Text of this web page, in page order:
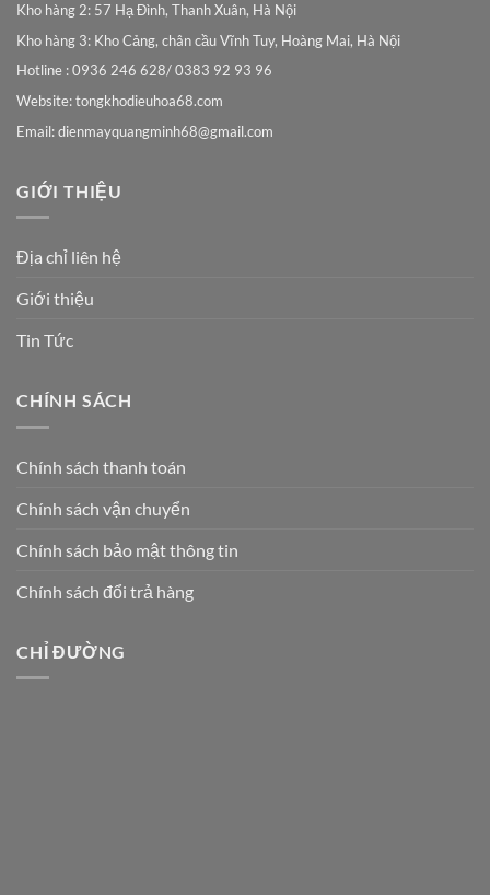
Kho hàng 2: 57 Hạ Đình, Thanh Xuân, Hà Nội
Kho hàng 3: Kho Cảng, chân cầu Vĩnh Tuy, Hoàng Mai, Hà Nội
Hotline : 0936 246 628/ 0383 92 93 96
Website: tongkhodieuhoa68.com
Email:dienmayquangminh68@gmail.com
GIỚI THIỆU
Địa chỉ liên hệ
Giới thiệu
Tin Tức
CHÍNH SÁCH
Chính sách thanh toán
Chính sách vận chuyển
Chính sách bảo mật thông tin
Chính sách đổi trả hàng
CHỈ ĐƯỜNG